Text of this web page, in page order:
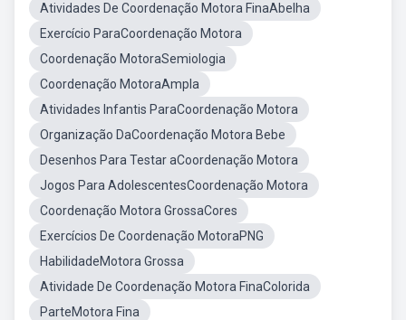
Atividades De Coordenação Motora FinaAbelha
Exercício ParaCoordenação Motora
Coordenação MotoraSemiologia
Coordenação MotoraAmpla
Atividades Infantis ParaCoordenação Motora
Organização DaCoordenação Motora Bebe
Desenhos Para Testar aCoordenação Motora
Jogos Para AdolescentesCoordenação Motora
Coordenação Motora GrossaCores
Exercícios De Coordenação MotoraPNG
HabilidadeMotora Grossa
Atividade De Coordenação Motora FinaColorida
ParteMotora Fina